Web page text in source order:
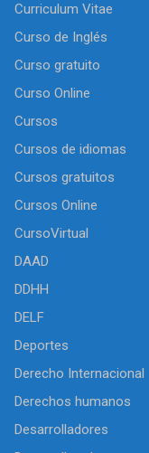
Curriculum Vitae
Curso de Inglés
Curso gratuito
Curso Online
Cursos
Cursos de idiomas
Cursos gratuitos
Cursos Online
CursoVirtual
DAAD
DDHH
DELF
Deportes
Derecho Internacional
Derechos humanos
Desarrolladores